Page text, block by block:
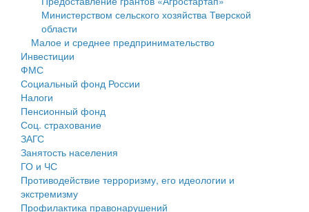
Социальная защита
Фотоальбом
Муниципальные услуги
Проекты административных регламентов
Антимонопольный комплаенс
Противодействие коррупции
Информационная поддержка субъектов малого и
среднего предпринимательства
Муниципальные программы
Контрольно-счетная палата
Персональные данные
Оценка регулирующего воздействия
Деятельность МУ
Министерством сельского хозяйства Тверской
области
Малое и среднее предпринимательство
Инвестиции
ФМС
Социальный фонд России
Налоги
Пенсионный фонд
Соц. страхование
ЗАГС
Занятость населения
ГО и ЧС
Противодействие терроризму, его идеологии и
экстремизму
Профилактика правонарушений